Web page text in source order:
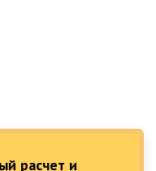
расчет и